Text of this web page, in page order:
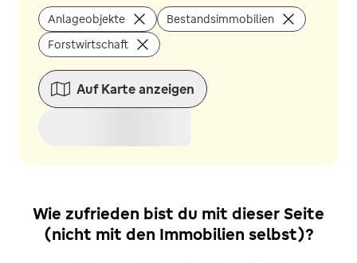
Anlageobjekte
Bestandsimmobilien
Forstwirtschaft
Auf Karte anzeigen
Wie zufrieden bist du mit dieser Seite
(nicht mit den Immobilien selbst)?